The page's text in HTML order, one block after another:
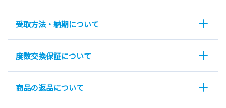
受取方法・納期について
度数交換保証について
商品の返品について